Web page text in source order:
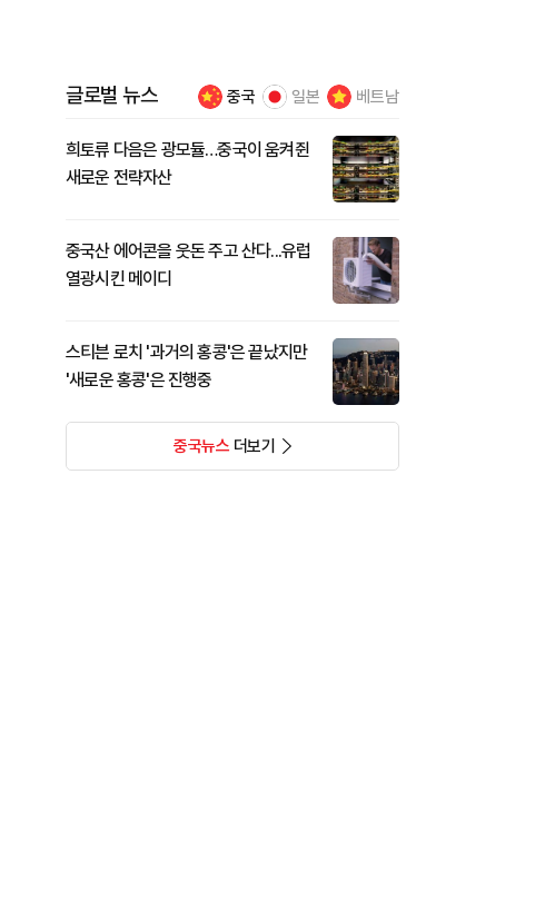
글로벌 뉴스 중국 일본 베트남
희토류 다음은 광모듈…중국이 움켜쥔
새로운 전략자산
중국산 에어콘을 웃돈 주고 산다...유럽
열광시킨 메이디
스티븐 로치 '과거의 홍콩'은 끝났지만
'새로운 홍콩'은 진행중
중국뉴스더보기